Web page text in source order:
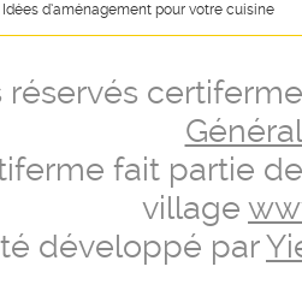
Idées d’aménagement pour votre cuisine
réservés
fait partie
village
développé par